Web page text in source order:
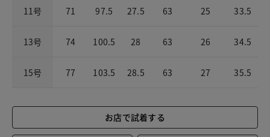
11号 71 97.5 27.5 63 25 33.5
13号 74 100.5 28 63 26 34.5
15号 77 103.5 28.5 63 27 35.5
お店で試着する